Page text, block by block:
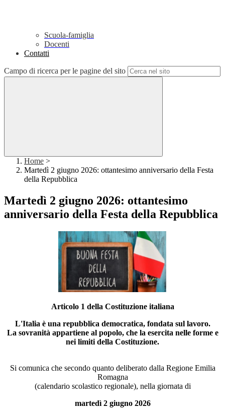
Scuola-famiglia
Docenti
Contatti
Campo di ricerca per le pagine del sito
Home >
Martedì 2 giugno 2026: ottantesimo anniversario della Festa
della Repubblica
Martedì 2 giugno 2026: ottantesimo
anniversario della Festa della Repubblica
Articolo 1 della Costituzione italiana
L'Italia è una repubblica democratica, fondata sul lavoro.
La sovranità appartiene al popolo, che la esercita nelle forme e
nei limiti della Costituzione.
Si comunica che secondo quanto deliberato dalla Regione Emilia
Romagna
(calendario scolastico regionale), nella giornata di
martedì 2 giugno 2026